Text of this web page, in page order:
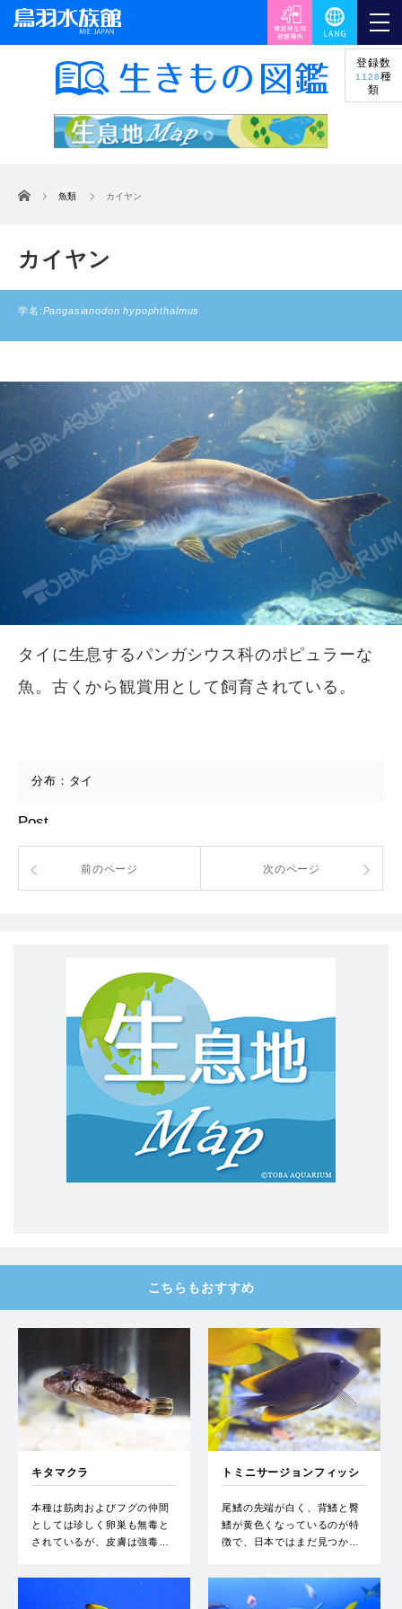
登録数
1128種
類
ホーム 魚類 カイヤン
カイヤン
学名:Pangasianodon hypophthalmus
タイに生息するパンガシウス科のポピュラーな
魚。古くから観賞用として飼育されている。
分布：タイ
Post
前のページ 次のページ
こちらもおすすめ
キタマクラ
本種は筋肉およびフグの仲間
としては珍しく卵巣も無毒と
されているが、皮膚は強毒…
トミニサージョンフィッシ
ュ
尾鰭の先端が白く、背鰭と臀
鰭が黄色くなっているのが特
徴で、日本ではまだ見つか…